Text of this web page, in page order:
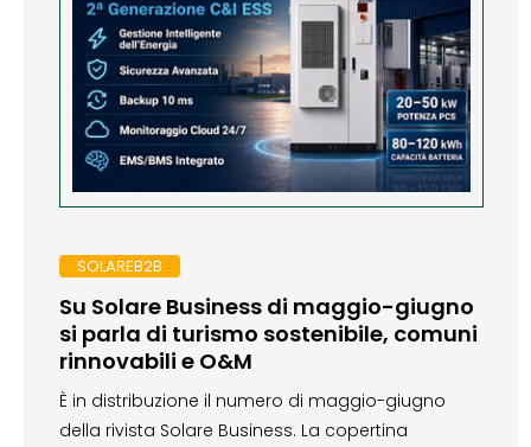
SOLAREB2B
Su Solare Business di maggio-giugno
si parla di turismo sostenibile, comuni
rinnovabili e O&M
È in distribuzione il numero di maggio-giugno
della rivista Solare Business. La copertina